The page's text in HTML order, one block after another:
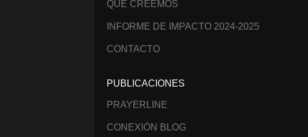
QUÉ CREEMOS
INFORME DE IMPACTO 2024-2025
CONTACTO
PUBLICACIONES
PRAYERLINE
CONEXIÓN BLOG